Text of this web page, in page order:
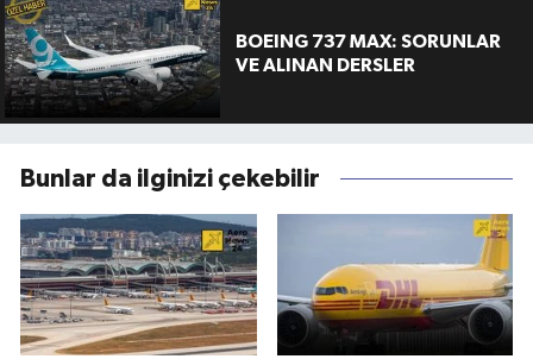
BOEING 737 MAX: SORUNLAR
VE ALINAN DERSLER
Bunlar da ilginizi çekebilir